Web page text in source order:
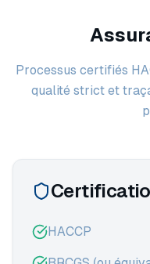
Processus certifiés
qualité strict et
HACCP